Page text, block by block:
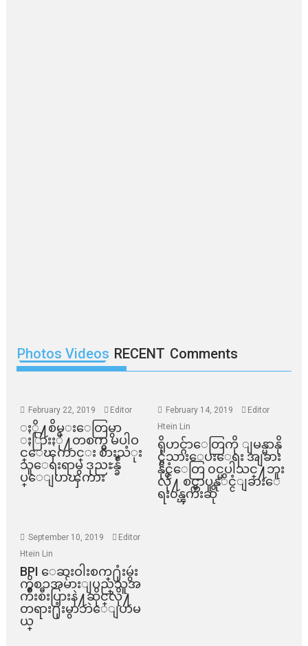
Photos Videos RECENT Comments
February 22, 2019 Editor
ႏို႔စိမ္းေတြမွာ
ႏြားႏို႔တစက္မွ မပါဝ
င္ေၾကာင္း စားသံုး
သူေရးရာမွ ဒုညႊန္ခ်ဳ
ပ္ေျပာၾကား
February 14, 2019
Editor
Htein Lin
ရိုဟင္ဂ်ာေတြကို ျမန္မာနို
င္ငံသားေပးေရး အျခား
နိုင္ငံေတြ ၀င္မပါသင္႔ဘူး
လို႔ စင္ကာပူနုိင္ငံျခားေ
ရး၀န္ၾကီးဆို
September 10, 2019
Editor
Htein Lin
BPI ​ေဆးဝါးစက္​႐ုံးမွဴး
ကိစၥအမ်ားျပည္​သူအ
က်ိဳးစီးပြားနဲ႔ဆိုင္​လို႔
တရား႐ုံးမွာဘဲေျပာမ
ယ္​